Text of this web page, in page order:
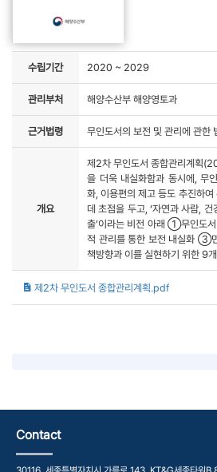
수립기간 2020 ~ 2029
관리부처 해양수산부 해양영토과
근거법령 무인도서의 보전 및 관리에 관한
개요
제2차 무인도서 종합관리계획
을 더욱 내실화함과 동시에, 무
화, 이용편의 제고 등도 추진하
데 초점을 두고, ‘자연과 사람,
출’이라는 비전 아래 ①무인도
적 관리를 통한 보전 내실화 ③
책방향과 이를 실현하기 위한 9
제2차 무인도서 종합관리계획.pdf
Contact